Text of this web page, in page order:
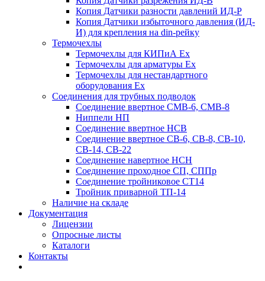
Копия Датчики разности давлений ИД-Р
Копия Датчики избыточного давления (ИД-
И) для крепления на din-рейку
Термочехлы
Термочехлы для КИПиА Ex
Термочехлы для арматуры Ex
Термочехлы для нестандартного
оборудования Ex
Соединения для трубных подводок
Соединение ввертное СМВ-6, СМВ-8
Ниппели НП
Соединение ввертное НСВ
Соединение ввертное СВ-6, СВ-8, СВ-10,
СВ-14, СВ-22
Соединение навертное НСН
Соединение проходное СП, СППр
Соединение тройниковое СТ14
Тройник приварной ТП-14
Наличие на складе
Документация
Лицензии
Опросные листы
Каталоги
Контакты